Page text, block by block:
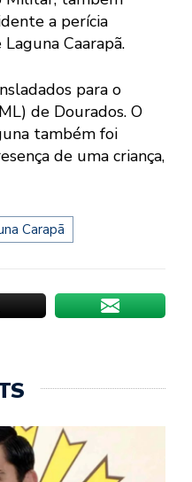
a perícia
Caarapã.
para o
de Dourados. O
também foi
de uma criança,
Carapã